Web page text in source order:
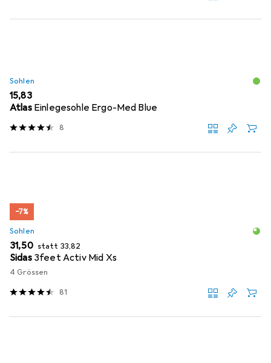
Sohlen
EUR
15,83
Atlas Einlegesohle Ergo-Med Blue
8
−7%
Sohlen
EUR
31,50 statt EUR
33,82
Sidas 3feet Activ Mid Xs
4 Grössen
81